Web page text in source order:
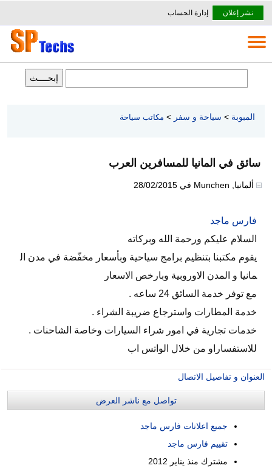
نشر إعلان إدارة الحساب
المبوبة > سياحة و سفر > مكاتب سياحة
سائق في المانيا للمسافرين العرب
ألمانيا Munchen في 28/02/2015
فارس ماجد
السلام عليكم ورحمة الله وبركاته
يقوم مكتبنا بتنظيم برامج سياحية وبأسعار مخفّضة في مدن ال
مانيا و المدن الاوروبية وبارخص الاسعار
مع توفر خدمة السائق 24 ساعه .
خدمة المطارات واسترجاع ضريبة الشراء .
خدمات تجارية في امور شراء السيارات وخاصة الشاحنات .
للاستفساراو من خلال الواتس اب
العنوان و تفاصيل الاتصال
تواصل مع ناشر العرض
جميع اعلانات فارس ماجد
تقييم فارس ماجد
مشترك منذ يناير 2012